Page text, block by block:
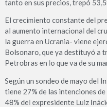
tanto en sus precios, trepó
El crecimiento constante del
al aumento internacional del
la guerra en Ucrania- viene
Bolsonaro, que ya destituyó a
Petrobras en lo que va de su
Según un sondeo de mayo del
tiene 27% de las intenciones
48% del expresidente Luiz